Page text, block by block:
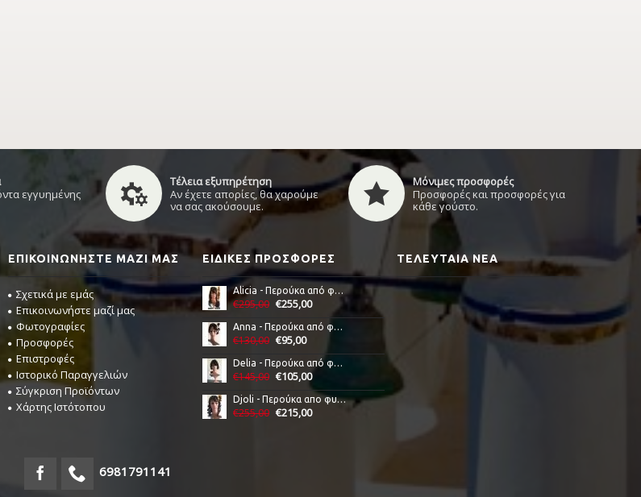
εγγυημένης
Τέλεια εξυπηρέτηση
Αν έχετε απορίες, θα χαρούμε
να σας ακούσουμε.
Μόνιμες προσφορές
Προσφορές και προσφορές για
κάθε γούστο.
ΕΠΙΚΟΙΝΩΝΉΣΤΕ ΜΑΖΊ ΜΑΣ
Σχετικά με εμάς
Επικοινωνήστε μαζί μας
Φωτογραφίες
Προσφορές
Επιστροφές
Ιστορικό Παραγγελιών
Σύγκριση Προϊόντων
Χάρτης Ιστότοπου
ΕΙΔΙΚΈΣ ΠΡΟΣΦΟΡΈΣ
Alicia - Περούκα από φυσική τρίχα
€295,00 €255,00
Anna - Περούκα από φυσική τρίχα
€130,00 €95,00
Delia - Περούκα από φυσική τρίχα
€145,00 €105,00
Djoli - Περούκα απο φυσικά μαλλιά
€255,00 €215,00
ΤΕΛΕΥΤΑΊΑ ΝΈΑ
6981791141